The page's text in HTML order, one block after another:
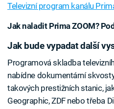
Televizní program kanálu
Jak naladit Prima ZOOM?
Jak bude vypadat další
Programová skladba
nabídne dokumentární
takových prestižních stanic,
Geographic, ZDF nebo třeba